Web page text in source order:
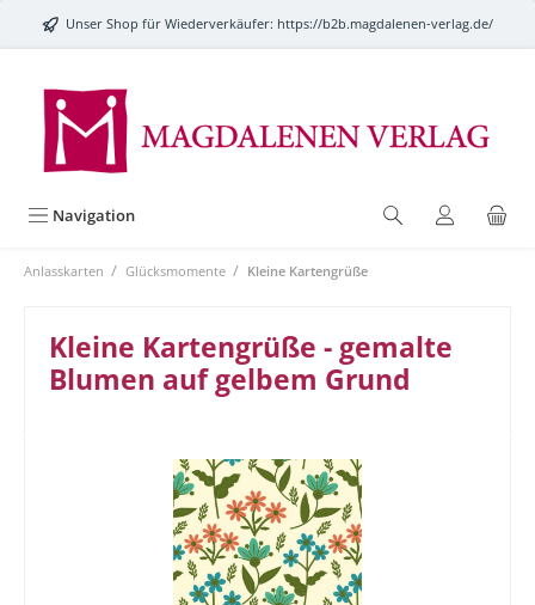
springenUnser Shop für Wiederverkäufer: https://b2b.magdalenen-verlag.de/
Navigation
Anlasskarten / Glücksmomente / Kleine Kartengrüße
Kleine Kartengrüße - gemalte
Blumen auf gelbem Grund
Bildergalerie überspringen